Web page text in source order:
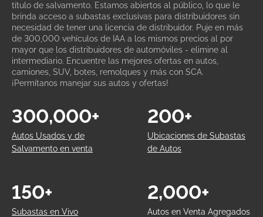
título de salvamento. Estamos abiertos al público, lo que le
brinda acceso a subastas exclusivas para distribuidores sin
necesidad de tener una licencia de distribuidor. Puje en más
de 300,000 vehículos de IAA a los mismos precios al por
mayor que los distribuidores de automóviles - elimine al
intermediario. Encuentre las mejores ofertas en autos,
camiones, SUV, botes, remolques y más con SCA.
¡Permítanos manejar sus autos y ofertas!
Autos Usados y de
Salvamento en venta
300,000+
Ubicaciones de Subastas
de Autos
200+
Subastas en Vivo
150+
Autos en Venta Agregados
2,000+